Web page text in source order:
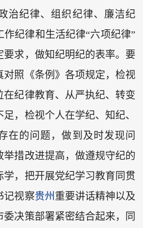
治纪律、组织纪律、廉洁纪
纪律和生活纪律“六项纪律”
要求，做知纪明纪的表率。要
对照《条例》各项规定，检视
在纪律教育、从严执纪、转变
，检视个人在学纪、知纪、
在的问题，做到及时发现问
举措改进提高，做遵规守纪的
学，把开展党纪学习教育同贯
记视察贵州 重要讲话精神以及
决策部署紧密结合起来，同